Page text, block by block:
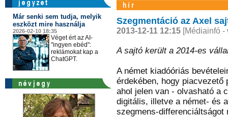
Már senki sem tudja, melyik
eszközt mire használja
2026-02-10 18:35
Véget ért az AI-
"ingyen ebéd":
reklámokat kap a
ChatGPT.
Szegmentáció az Axel
2013-12-11 12:15[Médiainfó -
A sajtó került a 2014-es
A német kiadóóriás
érdekében, hogy
ahol jelen van - olvasható a
digitális, illetve a német- és
szegmens-differenciáltságot